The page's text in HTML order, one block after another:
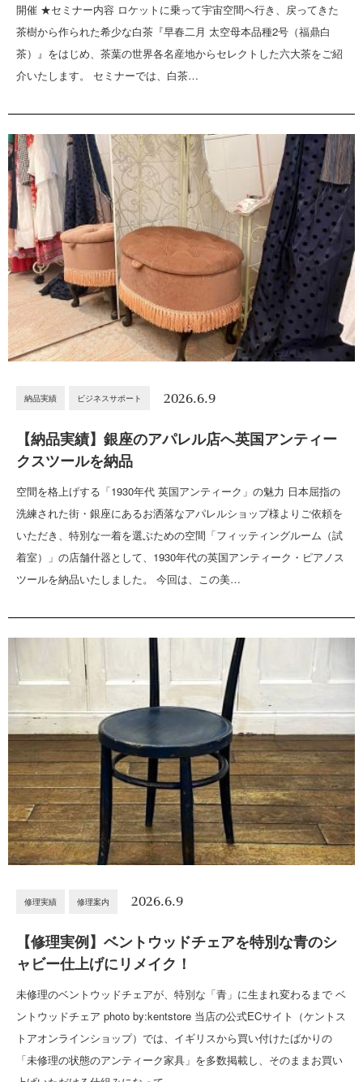
開催 ★セミナー内容 ロケットに乗って宇宙空間へ行き、戻ってきた
茶樹から作られた希少な白茶『早春二月 太空母本品種2号（福鼎白
茶）』をはじめ、茶葉の世界各名産地からセレクトした六大茶をご紹
介いたします。 セミナーでは、白茶…
納品実績 ビジネスサポート 2026.6.9
【納品実績】銀座のアパレル店へ英国アンティー
クスツールを納品
空間を格上げする「1930年代 英国アンティーク」の魅力 日本屈指の
洗練された街・銀座にあるお洒落なアパレルショップ様よりご依頼を
いただき、特別な一着を選ぶための空間「フィッティングルーム（試
着室）」の店舗什器として、1930年代の英国アンティーク・ピアノス
ツールを納品いたしました。 今回は、この美…
修理実績 修理案内 2026.6.9
【修理実例】ベントウッドチェアを特別な青のシ
ャビー仕上げにリメイク！
未修理のベントウッドチェアが、特別な「青」に生まれ変わるまで ベ
ントウッドチェア photo by:kentstore 当店の公式ECサイト（ケントス
トアオンラインショップ）では、イギリスから買い付けたばかりの
「未修理の状態のアンティーク家具」を多数掲載し、そのままお買い